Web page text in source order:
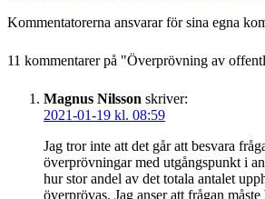
Kommentatorerna ansvarar för sina egna
11 kommentarer på "Överprövning av
Magnus Nilsson skriver:
2021-01-19 kl. 08:59
Jag tror inte att det går att besvara
överprövningar med utgångspunkt i
hur stor andel av det totala antalet
överprövas. Jag anser att frågan